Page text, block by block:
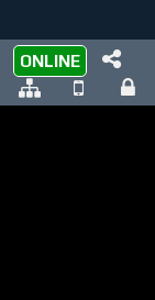
ONLINE